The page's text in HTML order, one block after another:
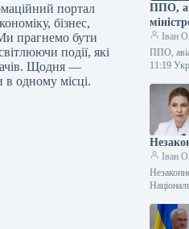
портал
бізнес,
прагнемо бути
події, які
Щодня —
в одному місці.
ППО,
Іван
ППО,
11:19
Іван